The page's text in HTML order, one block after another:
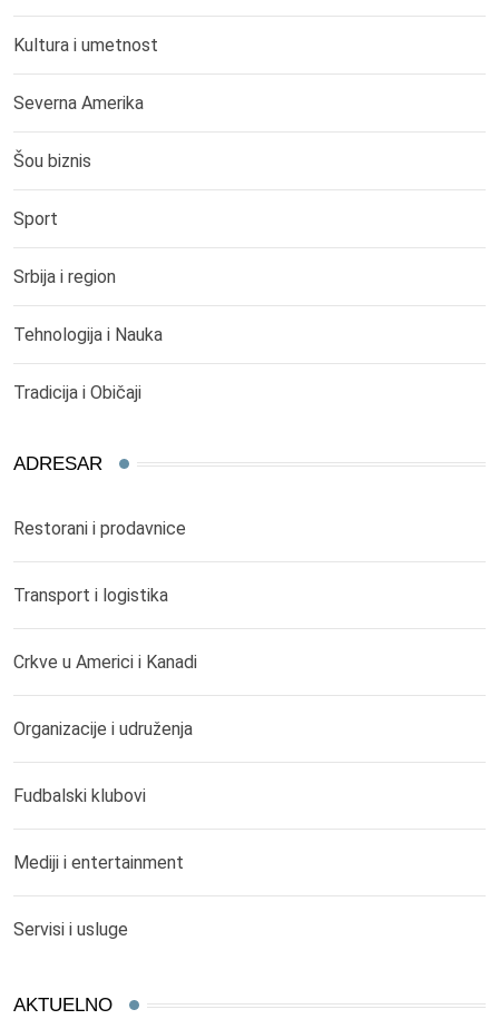
Kultura i umetnost
Severna Amerika
Šou biznis
Sport
Srbija i region
Tehnologija i Nauka
Tradicija i Običaji
ADRESAR
Restorani i prodavnice
Transport i logistika
Crkve u Americi i Kanadi
Organizacije i udruženja
Fudbalski klubovi
Mediji i entertainment
Servisi i usluge
AKTUELNO